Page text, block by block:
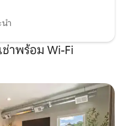
ำ
ช่าพร้อม Wi-Fi